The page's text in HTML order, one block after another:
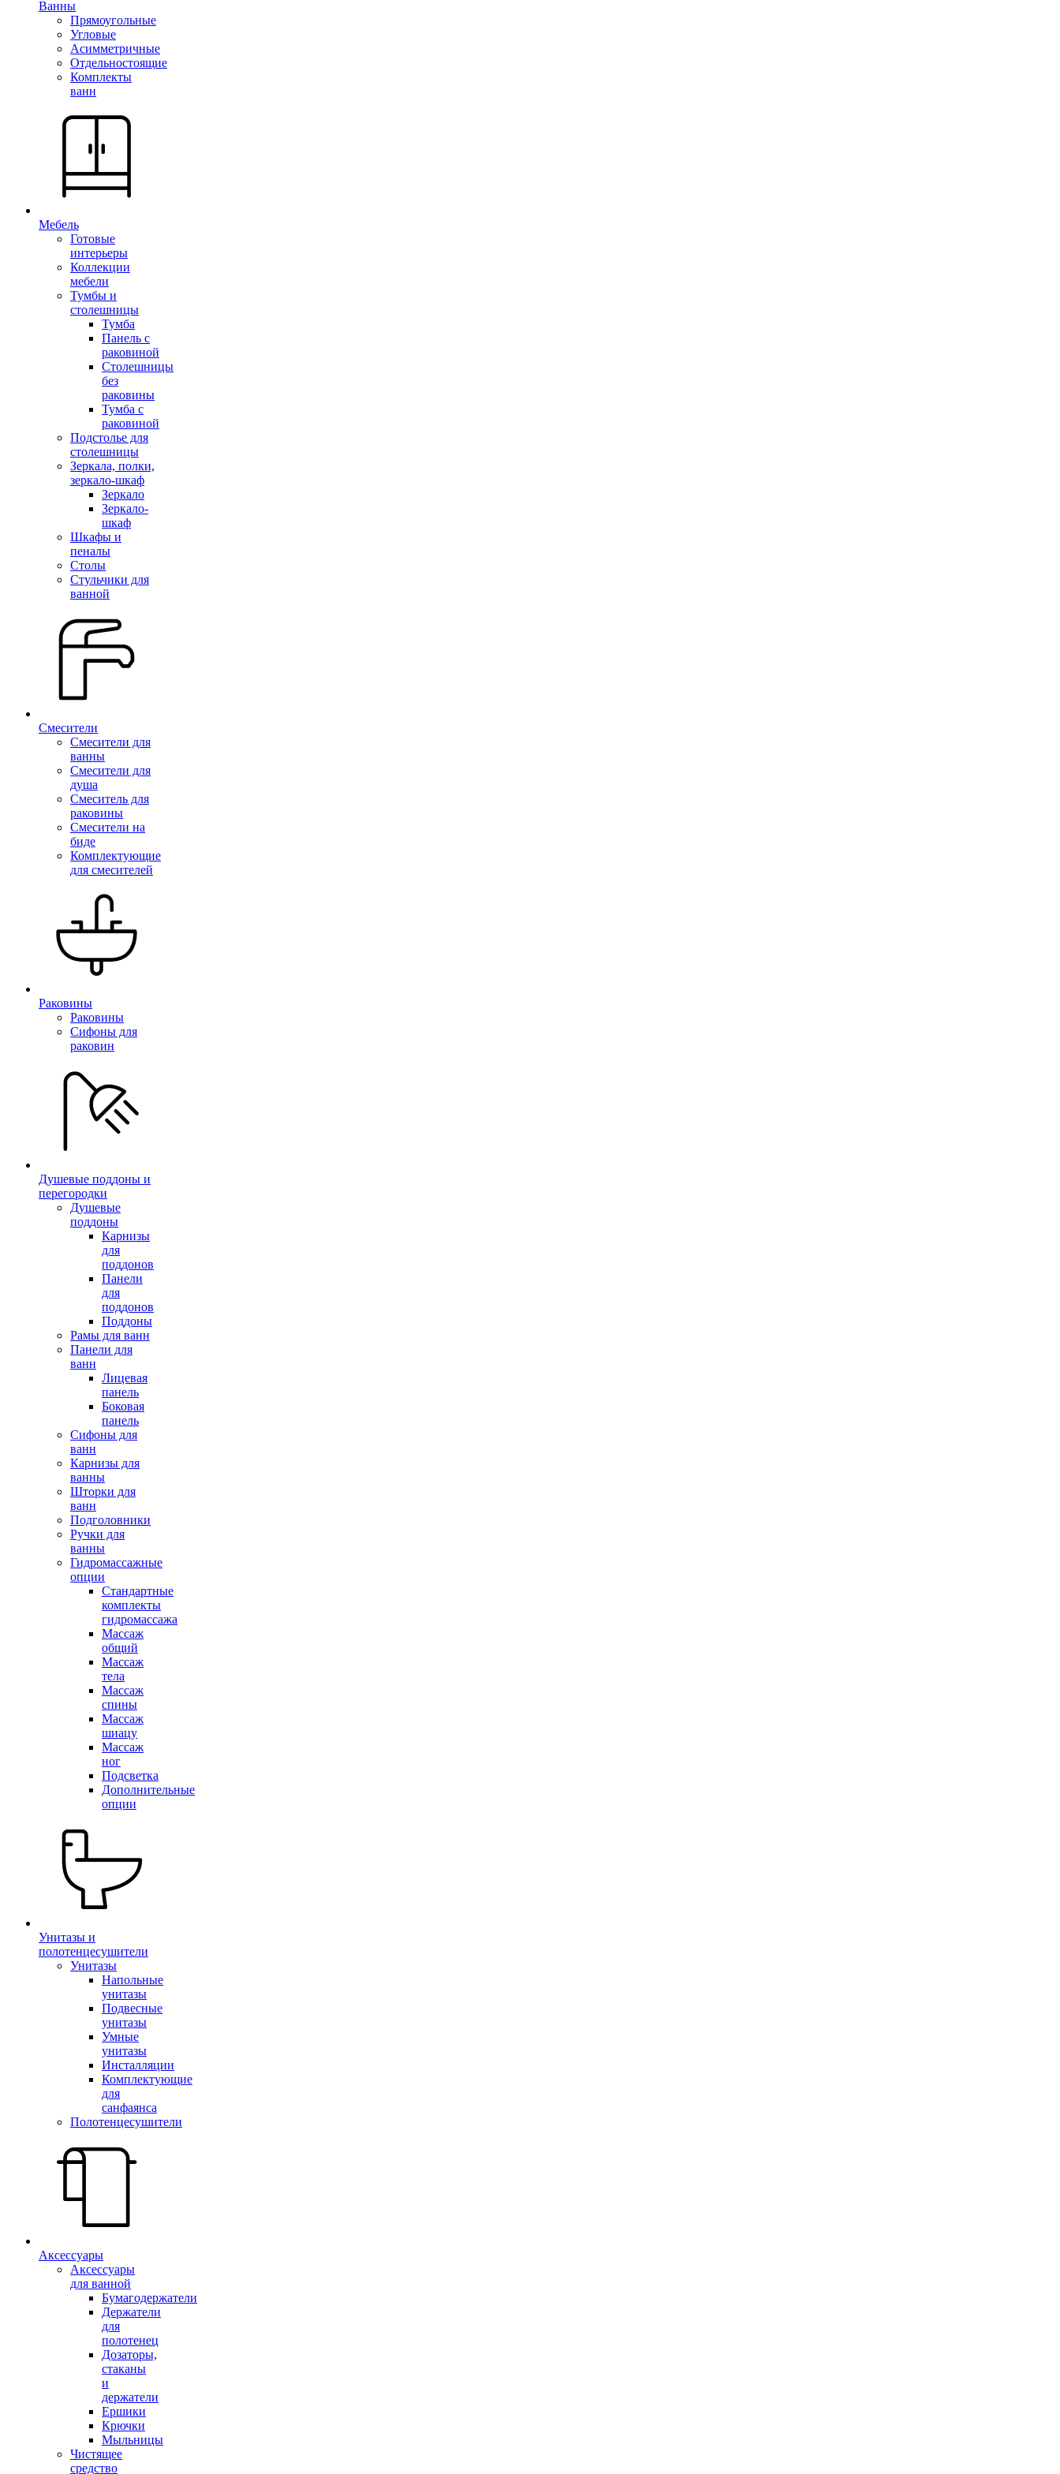
Ванны
Прямоугольные
Угловые
Асимметричные
Отдельностоящие
Комплекты
ванн
Мебель
Готовые
интерьеры
Коллекции
мебели
Тумбы и
столешницы
Тумба
Панель с
раковиной
Столешницы
без
раковины
Тумба с
раковиной
Подстолье для
столешницы
Зеркала, полки,
зеркало-шкаф
Зеркало
Зеркало-
шкаф
Шкафы и
пеналы
Столы
Стульчики для
ванной
Смесители
Смесители для
ванны
Смесители для
душа
Смеситель для
раковины
Смесители на
биде
Комплектующие
для смесителей
Раковины
Раковины
Сифоны для
раковин
Душевые поддоны и
перегородки
Душевые
поддоны
Карнизы
для
поддонов
Панели
для
поддонов
Поддоны
Рамы для ванн
Панели для
ванн
Лицевая
панель
Боковая
панель
Сифоны для
ванн
Карнизы для
ванны
Шторки для
ванн
Подголовники
Ручки для
ванны
Гидромассажные
опции
Стандартные
комплекты
гидромассажа
Массаж
общий
Массаж
тела
Массаж
спины
Массаж
шиацу
Массаж
ног
Подсветка
Дополнительные
опции
Унитазы и
полотенцесушители
Унитазы
Напольные
унитазы
Подвесные
унитазы
Умные
унитазы
Инсталляции
Комплектующие
для
санфаянса
Полотенцесушители
Аксессуары
Аксессуары
для ванной
Бумагодержатели
Держатели
для
полотенец
Дозаторы,
стаканы
и
держатели
Ершики
Крючки
Мыльницы
Чистящее
средство